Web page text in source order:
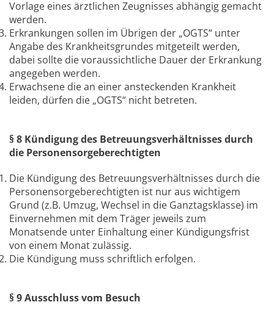
Vorlage eines ärztlichen Zeugnisses abhängig gemacht
werden.
Erkrankungen sollen im Übrigen der „OGTS“ unter
Angabe des Krankheitsgrundes mitgeteilt werden,
dabei sollte die voraussichtliche Dauer der Erkrankung
angegeben werden.
Erwachsene die an einer ansteckenden Krankheit
leiden, dürfen die „OGTS“ nicht betreten.
§ 8 Kündigung des Betreuungsverhältnisses durch
die Personensorgeberechtigten
Die Kündigung des Betreuungsverhältnisses durch die
Personensorgeberechtigten ist nur aus wichtigem
Grund (z.B. Umzug, Wechsel in die Ganztagsklasse) im
Einvernehmen mit dem Träger jeweils zum
Monatsende unter Einhaltung einer Kündigungsfrist
von einem Monat zulässig.
Die Kündigung muss schriftlich erfolgen.
§ 9 Ausschluss vom Besuch